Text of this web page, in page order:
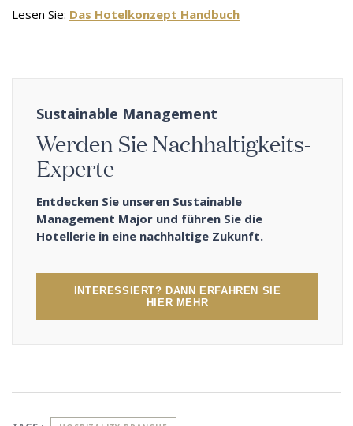
Lesen Sie: Das Hotelkonzept Handbuch
Sustainable Management
Werden Sie Nachhaltigkeits-
Experte
Entdecken Sie unseren Sustainable
Management Major und führen Sie die
Hotellerie in eine nachhaltige Zukunft.
INTERESSIERT? DANN ERFAHREN SIE
HIER MEHR